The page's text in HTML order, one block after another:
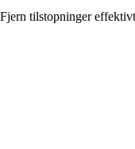
Fjern tilstopninger